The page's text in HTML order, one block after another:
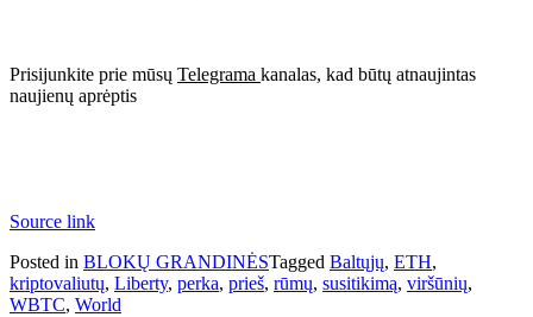
Prisijunkite prie mūsų Telegrama kanalas, kad būtų atnaujintas
naujienų aprėptis
Source link
Posted in BLOKŲ GRANDINĖSTagged Baltųjų, ETH,
kriptovaliutų, Liberty, perka, prieš, rūmų, susitikimą, viršūnių,
WBTC, World